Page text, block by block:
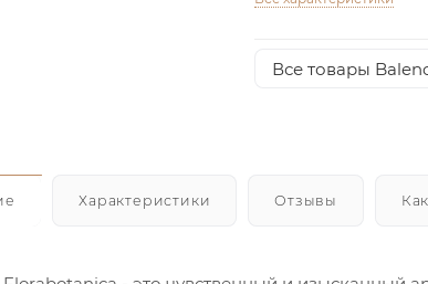
Все товары
Характеристики Отзывы